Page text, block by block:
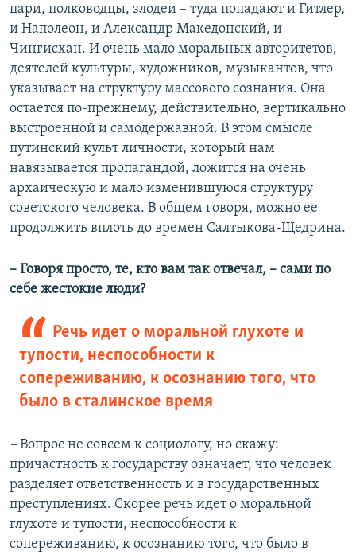
цари, полководцы, злодеи – туда попадают и Гитлер,
и Наполеон, и Александр Македонский, и
Чингисхан. И очень мало моральных авторитетов,
деятелей культуры, художников, музыкантов, что
указывает на структуру массового сознания. Она
остается по-прежнему, действительно, вертикально
выстроенной и самодержавной. В этом смысле
путинский культ личности, который нам
навязывается пропагандой, ложится на очень
архаическую и мало изменившуюся структуру
советского человека. В общем говоря, можно ее
продолжить вплоть до времен Салтыкова-Щедрина.
– Говоря просто, те, кто вам так отвечал, – сами по
себе жестокие люди?
Речь идет о моральной глухоте и
тупости, неспособности к
сопереживанию, к осознанию того, что
было в сталинское время
– Вопрос не совсем к социологу, но скажу:
причастность к государству означает, что человек
разделяет ответственность и в государственных
преступлениях. Скорее речь идет о моральной
глухоте и тупости, неспособности к
сопереживанию, к осознанию того, что было в